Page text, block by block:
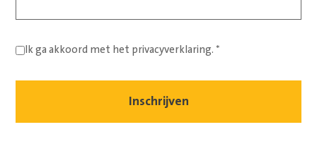
Ik ga akkoord met het privacyverklaring. *